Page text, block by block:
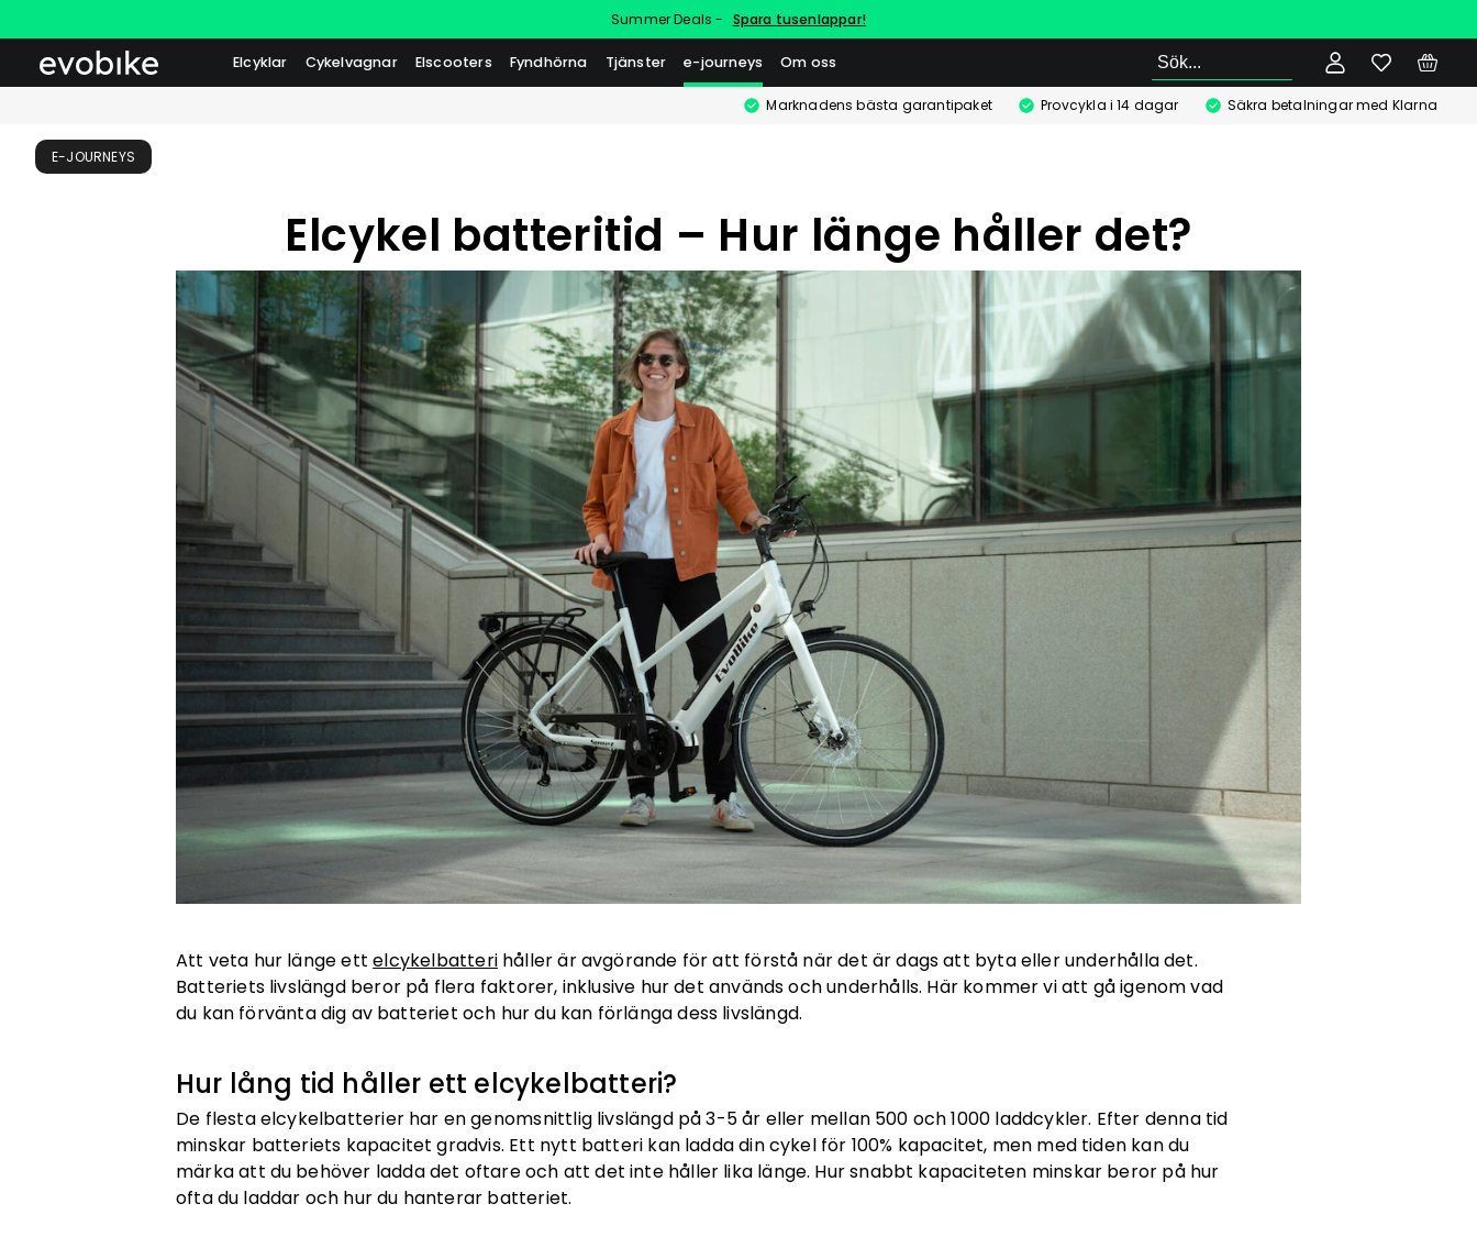
Summer Deals - Spara tusenlappar!
Elcyklar Cykelvagnar Elscooters Fyndhörna Tjänster e-journeys Om oss Sök
Marknadens bästa garantipaket Provcykla i 14 dagar Säkra betalningar med Klarna
E-JOURNEYS
Elcykel batteritid – Hur länge håller det?
Att veta hur länge ettelcykelbatterihåller är avgörande för att förstå när det är dags att byta eller underhålla det.
Batteriets livslängd beror på flera faktorer, inklusive hur det används och underhålls. Här kommer vi att gå igenom vad
du kan förvänta dig av batteriet och hur du kan förlänga dess livslängd.
Hur lång tid håller ett elcykelbatteri?
De flesta elcykelbatterier har en genomsnittlig livslängd på 3-5 år eller mellan 500 och 1000 laddcykler. Efter denna tid
minskar batteriets kapacitet gradvis. Ett nytt batteri kan ladda din cykel för 100% kapacitet, men med tiden kan du
märka att du behöver ladda det oftare och att det inte håller lika länge. Hur snabbt kapaciteten minskar beror på hur
ofta du laddar och hur du hanterar batteriet.